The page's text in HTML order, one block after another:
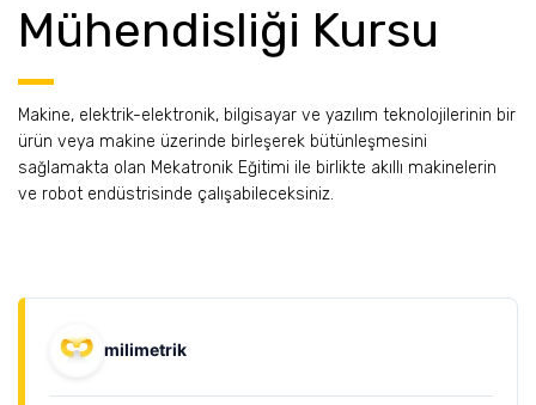
Mühendisliği Kursu
Makine, elektrik-elektronik, bilgisayar ve yazılım teknolojilerinin bir
ürün veya makine üzerinde birleşerek bütünleşmesini
sağlamakta olan Mekatronik Eğitimi ile birlikte akıllı makinelerin
ve robot endüstrisinde çalışabileceksiniz.
milimetrik